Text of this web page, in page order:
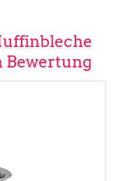
Bewertung